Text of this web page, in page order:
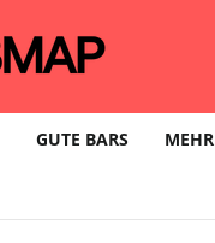
GUTE BARS